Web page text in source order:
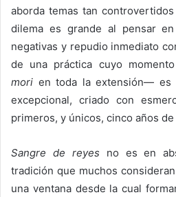
aborda temas tan
dilema es grande al pensar
negativas y repudio inmediato
de una práctica cuyo
mori en toda la extensión— es
excepcional, criado con
primeros, y únicos, cinco años de
Sangre de reyes no es en
tradición que muchos
una ventana desde la cual